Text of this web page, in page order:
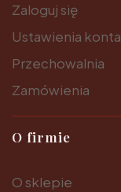
Zaloguj się
Ustawienia konta
Przechowalnia
Zamówienia
O firmie
O sklepie